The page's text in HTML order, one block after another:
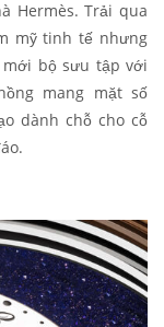
Hermès. Trải qua
mỹ tinh tế nhưng
bộ sưu tập với
mang mặt số
dành chỗ cho cỗ